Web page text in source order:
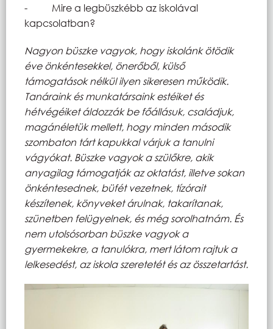
- Mire a legbüszkébb az iskolával
kapcsolatban?
Nagyon büszke vagyok, hogy iskolánk ötödik
éve önkéntesekkel, önerőből, külső
támogatások nélkül ilyen sikeresen működik.
Tanáraink és munkatársaink estéiket és
hétvégéiket áldozzák be főállásuk, családjuk,
magánéletük mellett, hogy minden második
szombaton tárt kapukkal várjuk a tanulni
vágyókat. Büszke vagyok a szülőkre, akik
anyagilag támogatják az oktatást, illetve sokan
önkéntesednek, büfét vezetnek, tízórait
készítenek, könyveket árulnak, takarítanak,
szünetben felügyelnek, és még sorolhatnám. És
nem utolsósorban büszke vagyok a
gyermekekre, a tanulókra, mert látom rajtuk a
lelkesedést, az iskola szeretetét és az összetartást.